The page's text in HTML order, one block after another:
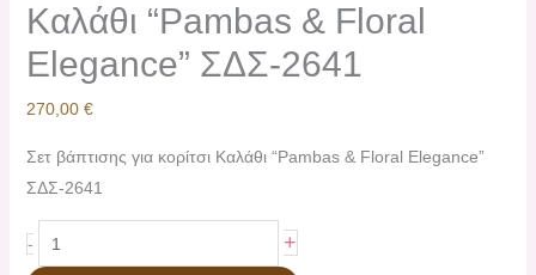
Καλάθι “Pambas & Floral
Elegance” ΣΔΣ-2641
270,00 €
Σετ βάπτισης για κορίτσι Καλάθι “Pambas & Floral Elegance”
ΣΔΣ-2641
- +